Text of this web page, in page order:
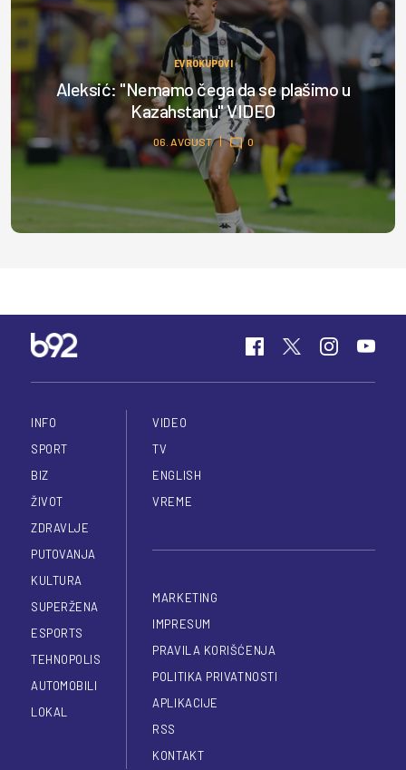
EVROKUPOVI
Aleksić: "Nemamo čega da se plašimo u
Kazahstanu" VIDEO
06. AVGUST 0
INFO
SPORT
BIZ
ŽIVOT
ZDRAVLJE
PUTOVANJA
KULTURA
SUPERŽENA
ESPORTS
TEHNOPOLIS
AUTOMOBILI
LOKAL
VIDEO
TV
ENGLISH
VREME
MARKETING
IMPRESUM
PRAVILA KORIŠĆENJA
POLITIKA PRIVATNOSTI
APLIKACIJE
RSS
KONTAKT